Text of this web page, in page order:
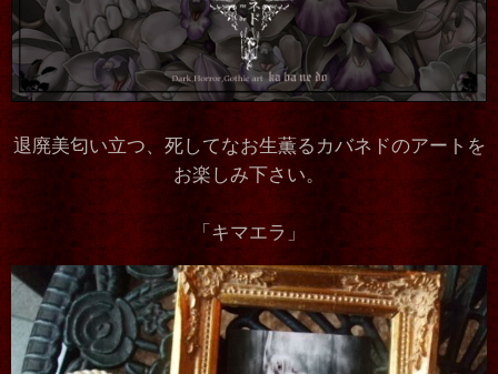
退廃美匂い立つ、死してなお生薫るカバネドのアートを
お楽しみ下さい。
「キマエラ」